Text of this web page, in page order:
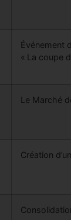
Événement
« La coupe
Le Marché
Création